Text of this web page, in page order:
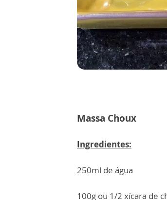
Massa Choux
Ingredientes:
250ml de água
100g ou 1/2 xícara de